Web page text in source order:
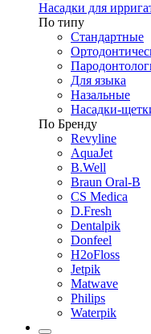
Насадки для
По типу
Стандартные
Для языка
Назальные
Насадки-
По Бренду
Revyline
AquaJet
B.Well
Braun Oral-B
CS Medica
D.Fresh
Dentalpik
Donfeel
H2oFloss
Jetpik
Matwave
Philips
Waterpik